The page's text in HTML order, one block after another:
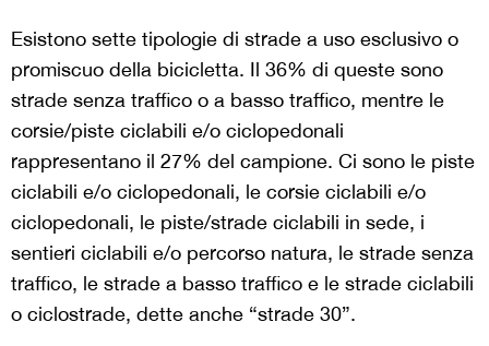
Esistono sette tipologie di strade a uso esclusivo o
promiscuo della bicicletta. Il 36% di queste sono
strade senza traffico o a basso traffico, mentre le
corsie/piste ciclabili e/o ciclopedonali
rappresentano il 27% del campione. Ci sono le piste
ciclabili e/o ciclopedonali, le corsie ciclabili e/o
ciclopedonali, le piste/strade ciclabili in sede, i
sentieri ciclabili e/o percorso natura, le strade senza
traffico, le strade a basso traffico e le strade ciclabili
o ciclostrade, dette anche “strade 30”.